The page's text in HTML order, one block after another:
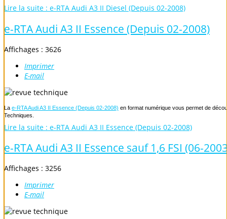
Lire la suite : e-RTA Audi A3 II Diesel (Depuis 02-2008)
e-RTA Audi A3 II Essence (Depuis 02-2008)
Affichages : 3626
Imprimer
E-mail
La e-RTA Audi A3 II Essence (Depuis 02-2008) en format numérique vous permet de
Techniques.
Lire la suite : e-RTA Audi A3 II Essence (Depuis 02-2008)
e-RTA Audi A3 II Essence sauf 1,6 FSI (06-
Affichages : 3256
Imprimer
E-mail